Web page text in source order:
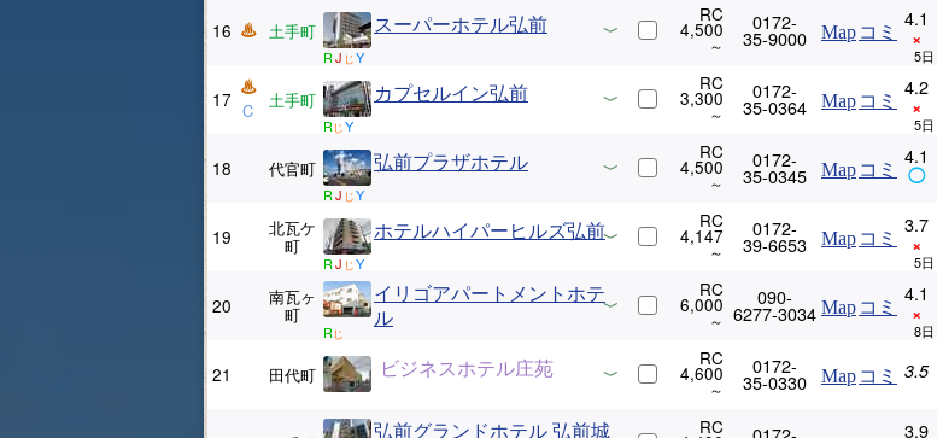
16 土手町 スーパーホテル弘前
RJ じ Y
RC
4,500 0172-
35-9000 Map コミ 4.1
×
17 C 土手町 カプセルイン弘前
R じ Y
RC
3,300 0172-
35-0364 Map コミ 4.2
×
18 代官町 弘前プラザホテル
RJ じ Y
RC
4,500 0172-
35-0345 Map コミ 4.1
◯
19 北瓦ケ
町
ホテルハイパーヒルズ弘前
RJ じ Y
RC
4,147 0172-
39-6653 Map コミ 3.7
×
20 南瓦ヶ
町
イリゴアパートメントホテ
ル
R じ
RC
6,000 090-
6277-3034 Map コミ 4.1
×
21 田代町 ビジネスホテル庄苑 RC
4,600 0172-
35-0330 Map コミ 3.5
弘前グランドホテル 弘前城
RC 3.9